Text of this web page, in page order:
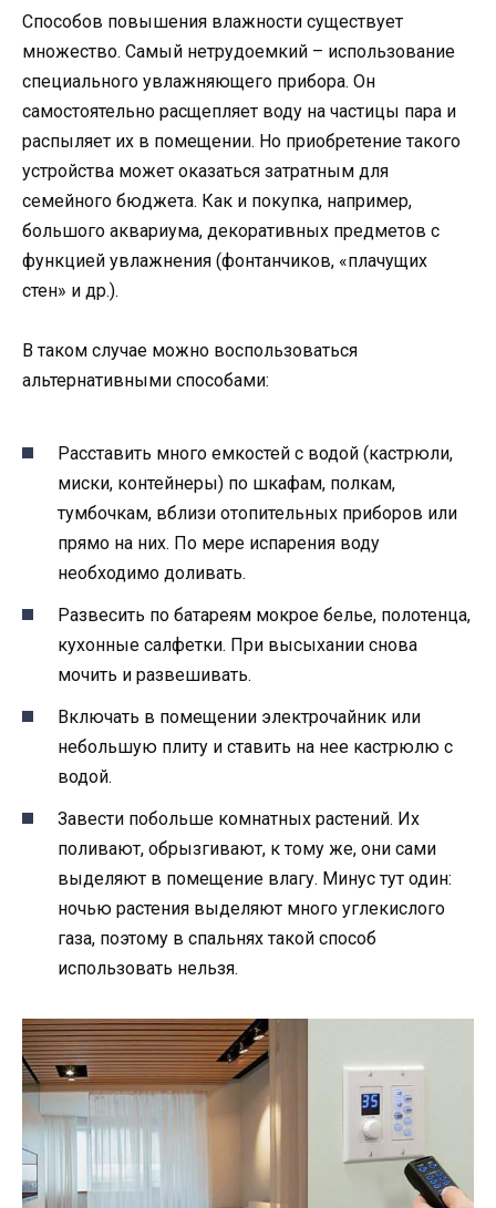
Способов повышения влажности существует
множество. Самый нетрудоемкий – использование
специального увлажняющего прибора. Он
самостоятельно расщепляет воду на частицы пара и
распыляет их в помещении. Но приобретение такого
устройства может оказаться затратным для
семейного бюджета. Как и покупка, например,
большого аквариума, декоративных предметов с
функцией увлажнения (фонтанчиков, «плачущих
стен» и др.).
В таком случае можно воспользоваться
альтернативными способами:
Расставить много емкостей с водой (кастрюли,
миски, контейнеры) по шкафам, полкам,
тумбочкам, вблизи отопительных приборов или
прямо на них. По мере испарения воду
необходимо доливать.
Развесить по батареям мокрое белье, полотенца,
кухонные салфетки. При высыхании снова
мочить и развешивать.
Включать в помещении электрочайник или
небольшую плиту и ставить на нее кастрюлю с
водой.
Завести побольше комнатных растений. Их
поливают, обрызгивают, к тому же, они сами
выделяют в помещение влагу. Минус тут один:
ночью растения выделяют много углекислого
газа, поэтому в спальнях такой способ
использовать нельзя.